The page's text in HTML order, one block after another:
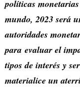
políticas
mundo, 2023 será
autoridades
para evaluar el
tipos de interés y
materialice un